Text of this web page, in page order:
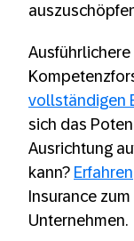
vollständigen
sich das
Ausrichtung
kann? Erfahren
Insurance
Unternehmen.